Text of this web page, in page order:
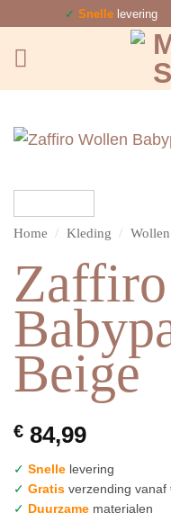
inhoud
✓ Snellelevering
Home / Kleding / Wollen
Beige
€ 84,99
✓ Snelle levering
✓ Gratis verzending vanaf
✓ Duurzame materialen